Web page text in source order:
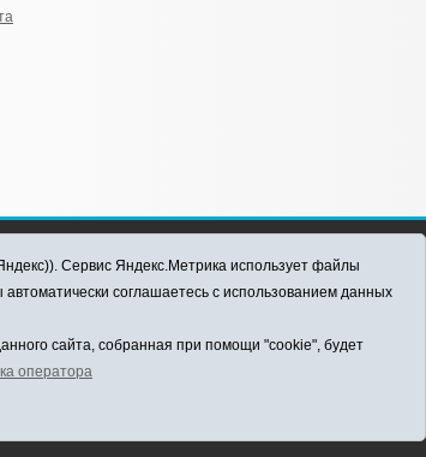
Сервис Яндекс.Метрика использует файлы
соглашаетесь с использованием данных
сайта, собранная при помощи "cookie", будет
оператора